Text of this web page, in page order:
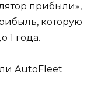
прибыли»,
которую
1 года.
AutoFleet